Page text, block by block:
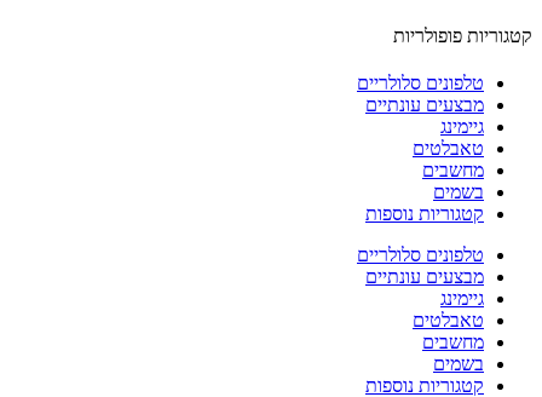
פופולריות
טלפונים סלולריים
מבצעים עונתיים
גיימינג
טאבלטים
מחשבים
בשמים
קטגוריות נוספות
טלפונים סלולריים
מבצעים עונתיים
גיימינג
טאבלטים
מחשבים
בשמים
קטגוריות נוספות